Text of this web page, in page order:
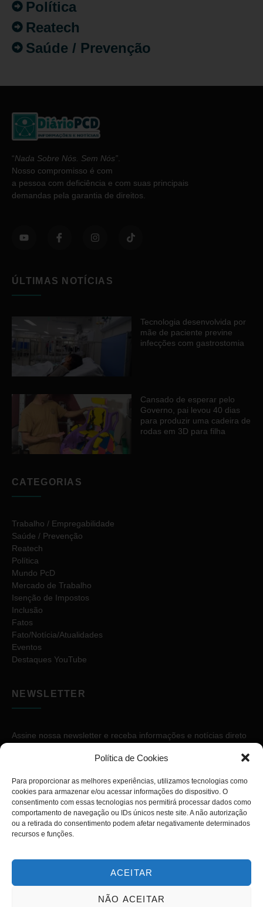
Política de Cookies
Para proporcionar as melhores experiências, utilizamos tecnologias como
cookies para armazenar e/ou acessar informações do dispositivo. O
consentimento com essas tecnologias nos permitirá processar dados como
comportamento de navegação ou IDs únicos neste site. A não autorização
ou a retirada do consentimento podem afetar negativamente determinados
recursos e funções.
ACEITAR
NÃO ACEITAR
Política
Reatech
Saúde / Prevenção
“Nada Sobre Nós. Sem Nós”
Nosso compromisso é com
a pessoa com deficiência e com suas principais
demandas pela garantia de direitos.
ÚLTIMAS NOTÍCIAS
Tecnologia desenvolvida por
mãe de paciente previne
infecções com gastrostomia
Cansado de esperar pelo
Governo, pai levou 40 dias
para produzir uma cadeira de
rodas em 3D para filha
CATEGORIAS
Trabalho / Empregabilidade
Saúde / Prevenção
Reatech
Política
Mundo PcD
Mercado de Trabalho
Isenção de Impostos
Inclusão
Fatos
Fato/Notícia/Atualidades
Eventos
Destaques YouTube
NEWSLETTER
Assine nossa newsletter e receba informações e notícias direto
Copyright © 2026. Diário PcD. Todos os direitos reservados.